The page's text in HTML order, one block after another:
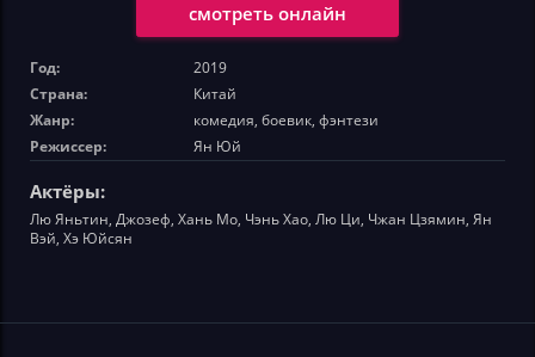
смотреть онлайн
Год:
2019
Страна:
Китай
Жанр:
комедия, боевик, фэнтези
Режиссер:
Ян Юй
Актёры:
Лю Яньтин, Джозеф, Хань Мо, Чэнь Хао, Лю Ци, Чжан Цзямин, Ян
Вэй, Хэ Юйсян